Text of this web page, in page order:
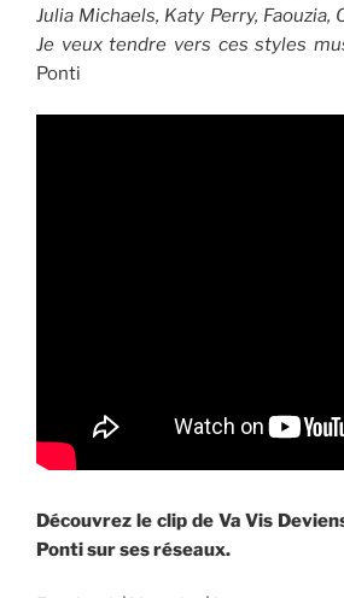
Julia Michaels, Katy Perry,
Je veux tendre vers ces styles
Ponti
Découvrez le clip de Va Vis
Ponti sur ses réseaux.